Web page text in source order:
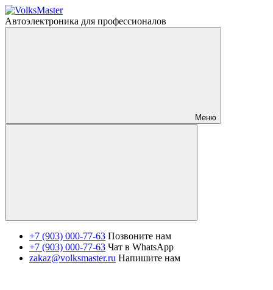
Автоэлектроника для профессионалов
Меню
+7 (903) 000-77-63 Позвоните нам
+7 (903) 000-77-63 Чат в WhatsApp
zakaz@volksmaster.ru Напишите нам